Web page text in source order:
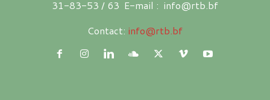
31-83-53 / 63 E-mail : info@rtb.bf
Contact: info@rtb.bf